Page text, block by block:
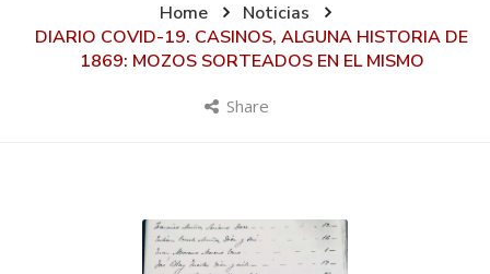
Home
Noticias
DIARIO COVID-19. CASINOS, ALGUNA HISTORIA DE
1869: MOZOS SORTEADOS EN EL MISMO
Share